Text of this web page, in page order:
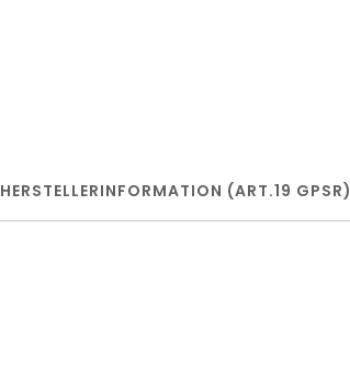
HERSTELLERINFORMATION (ART.19 GPSR)